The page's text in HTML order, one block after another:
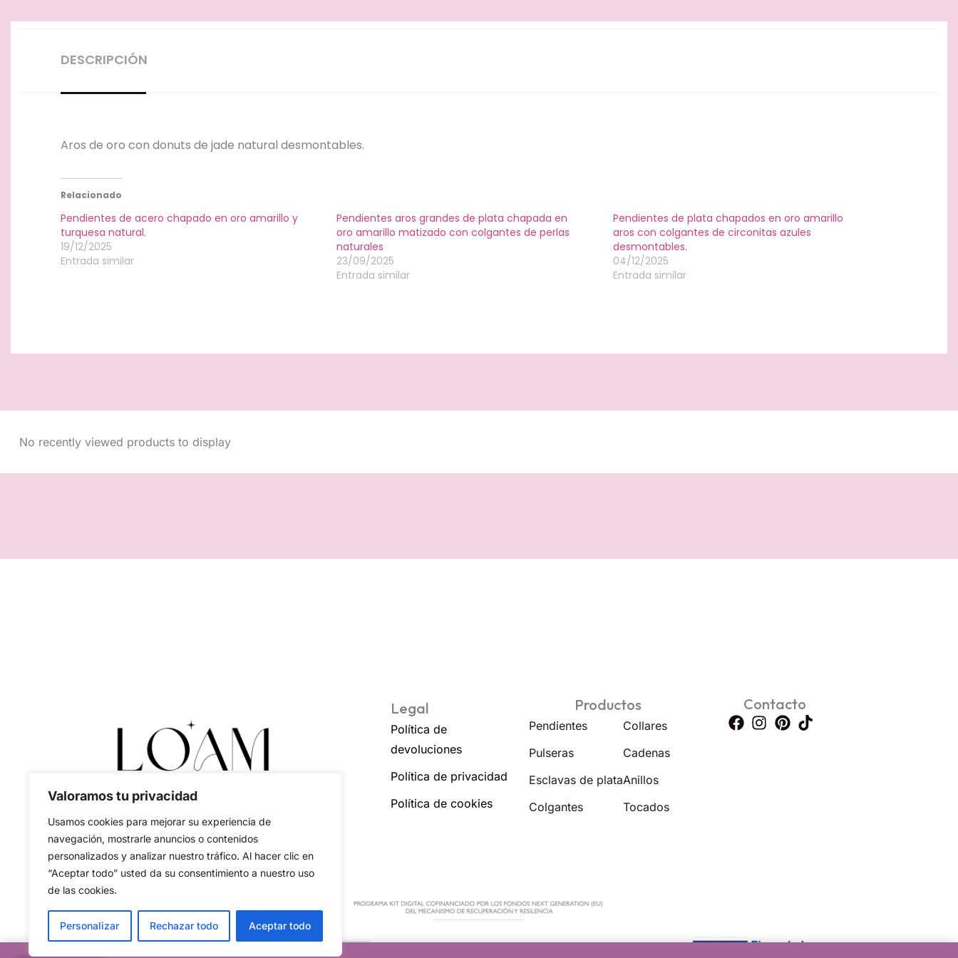
Valoramos tu privacidad
Usamos cookies para mejorar su experiencia de
navegación, mostrarle anuncios o contenidos
personalizados y analizar nuestro tráfico. Al hacer clic en
“Aceptar todo” usted da su consentimiento a nuestro uso
de las cookies.
Personalizar Rechazar todo Aceptar todo
DESCRIPCIÓN
Aros de oro con donuts de jade natural desmontables.
Relacionado
Pendientes de acero chapado en oro amarillo y
turquesa natural.
19/12/2025
Entrada similar
Pendientes aros grandes de plata chapada en
oro amarillo matizado con colgantes de perlas
naturales
23/09/2025
Entrada similar
Pendientes de plata chapados en oro amarillo
aros con colgantes de circonitas azules
desmontables.
04/12/2025
Entrada similar
No recently viewed products to display
Legal
Política de
devoluciones
Política de privacidad
Política de cookies
Productos
Pendientes
Pulseras
Esclavas de plata
Colgantes
Collares
Cadenas
Anillos
Tocados
Contacto